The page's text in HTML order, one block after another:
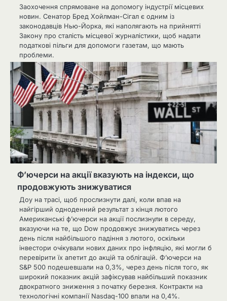
Заохочення спрямоване на допомогу індустрії місцевих
новин. Сенатор Бред Хойлман-Сігал є одним із
законодавців Нью-Йорка, які наполягають на прийнятті
Закону про сталість місцевої журналістики, щоб надати
податкові пільги для допомоги газетам, що мають
проблеми.
Ф’ючерси на акції вказують на індекси, що
продовжують знижуватися
Доу на трасі, щоб прослизнути далі, коли впав на
найгірший одноденний результат з кінця лютого
Американські ф’ючерси на акції послизнули в середу,
вказуючи на те, що Dow продовжує знижуватись через
день після найбільшого падіння з лютого, оскільки
інвестори очікували нових даних про інфляцію, які могли б
перевірити їх апетит до акцій та облігацій. Ф’ючерси на
S&P 500 подешевшали на 0,3%, через день після того, як
широкий показник акцій зафіксував найбільший показник
двократного зниження з початку березня. Контракти на
технологічні компанії Nasdaq-100 впали на 0,4%.